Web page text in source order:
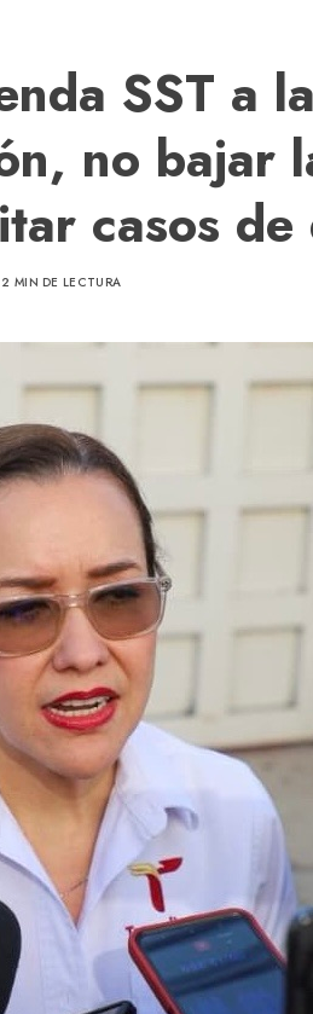
SST a la
no bajar
casos de
2 MIN DE LECTURA